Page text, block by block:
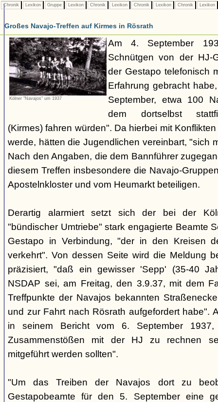
Chronik Lexikon Gruppe Lexikon Chronik Lexikon Chronik Lexikon Chronik Lexikon
Großes Navajo-Treffen auf Kirmes in Rösrath
Kölner "Navajos" um 1937
Am 4. September
Schnütgen von der HJ-
der Gestapo telefonisch
Erfahrung gebracht
September, etwa 100
dem dortselbst
(Kirmes) fahren würden". Da hierbei mit
werde, hätten die Jugendlichen vereinbart, "sich
Nach den Angaben, die dem Bannführer
diesem Treffen insbesondere die Navajo-
Apostelnkloster und vom Heumarkt beteiligen.
Derartig alarmiert setzt sich der bei der
"bündischer Umtriebe" stark engagierte Beamte
Gestapo in Verbindung, "der in den Kreisen
verkehrt". Von dessen Seite wird die Meldung
präzisiert, "daß ein gewisser 'Sepp' (35-40
NSDAP sei, am Freitag, den 3.9.37, mit dem
Treffpunkte der Navajos bekannten
und zur Fahrt nach Rösrath aufgefordert habe".
in seinem Bericht vom 6. September
Zusammenstößen mit der HJ zu rechnen
mitgeführt werden sollten".
"Um das Treiben der Navajos dort zu
Gestapobeamte für den 5. September eine